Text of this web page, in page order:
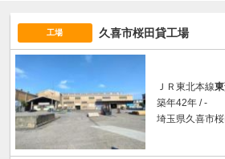
工場 久喜市桜田貸工場
ＪＲ東北本線
築年42年 / -
埼玉県久喜市